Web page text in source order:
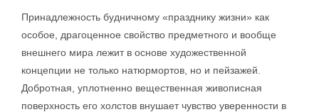
Принадлежность будничному «празднику жизни» как
особое, драгоценное свойство предметного и вообще
внешнего мира лежит в основе художественной
концепции не только натюрмортов, но и пейзажей.
Добротная, уплотненно вещественная живописная
поверхность его холстов внушает чувство уверенности в